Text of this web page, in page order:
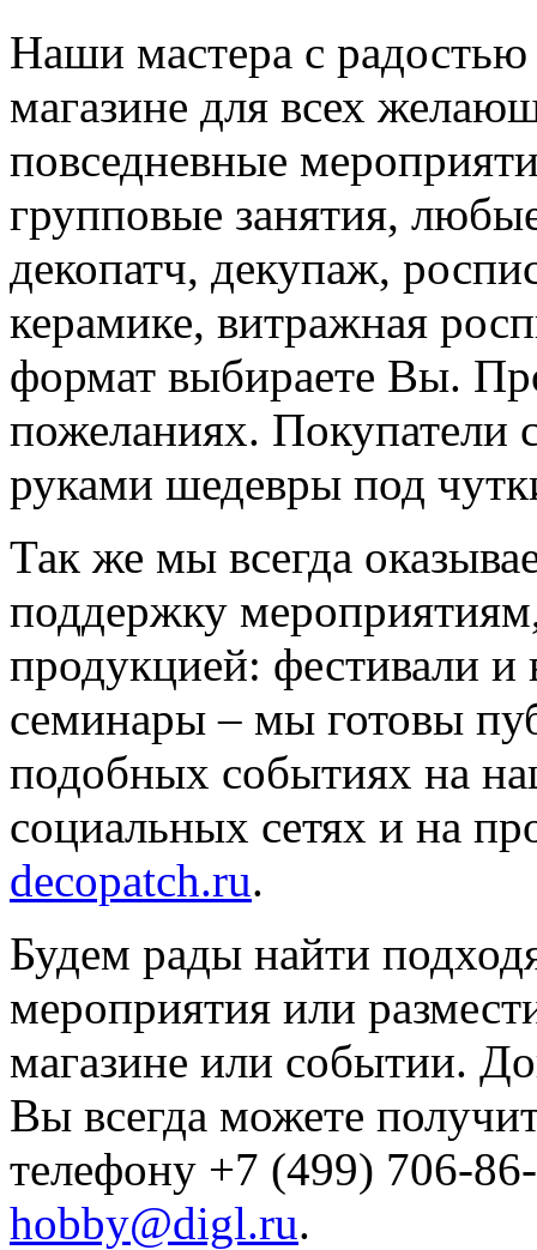
Наши мастера с
магазине для всех
повседневные
групповые занятия,
декопатч, декупаж,
керамике, витражная
формат выбираете Вы.
пожеланиях. Покупатели
руками шедевры под
Так же мы всегда
поддержку
продукцией: фестивали и
семинары – мы готовы
подобных событиях на
социальных сетях и на
decopatch.ru.
Будем рады найти
мероприятия или
магазине или событии.
Вы всегда можете
телефону +7 (499) 706-
hobby@digl.ru.